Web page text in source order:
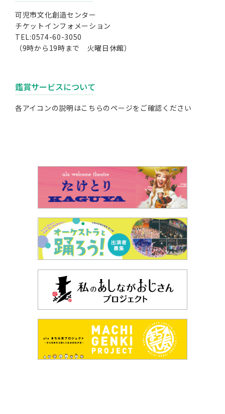
可児市文化創造センター
チケットインフォメーション
TEL:0574-60-3050
（9時から19時まで 火曜日休館）
鑑賞サービスについて
各アイコンの説明はこちらのページをご確認ください